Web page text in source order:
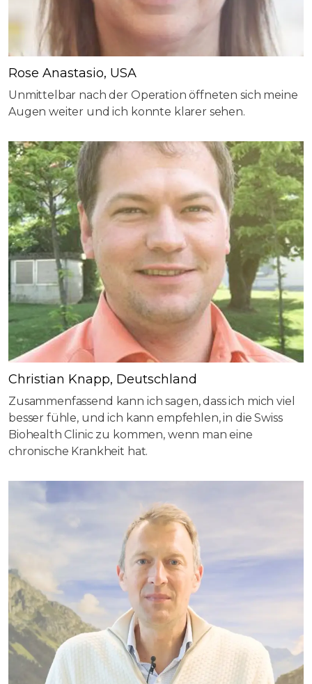
Rose Anastasio, USA
Unmittelbar nach der Operation öffneten sich meine
Augen weiter und ich konnte klarer sehen.
Christian Knapp, Deutschland
Zusammenfassend kann ich sagen, dass ich mich viel
besser fühle, und ich kann empfehlen, in die Swiss
Biohealth Clinic zu kommen, wenn man eine
chronische Krankheit hat.